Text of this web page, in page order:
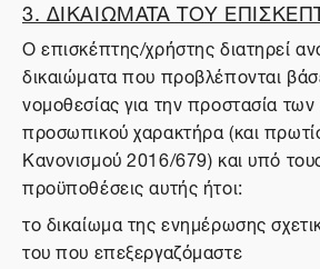
3. ΔΙΚΑΙΩΜΑΤΑ ΤΟΥ
Ο επισκέπτης/χρήστης διατηρεί
δικαιώματα που προβλέπονται
νομοθεσίας για την προστασία
προσωπικού χαρακτήρα (και
Κανονισμού 2016/679) και υπό
προϋποθέσεις αυτής ήτοι:
το δικαίωμα της ενημέρωσης
του που επεξεργαζόμαστε